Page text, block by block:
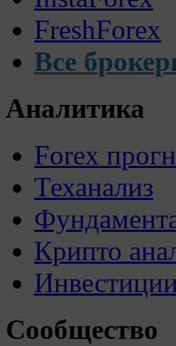
FreshForex
Все
Аналитика
Forex
Теханализ
Крипто
Сообщество